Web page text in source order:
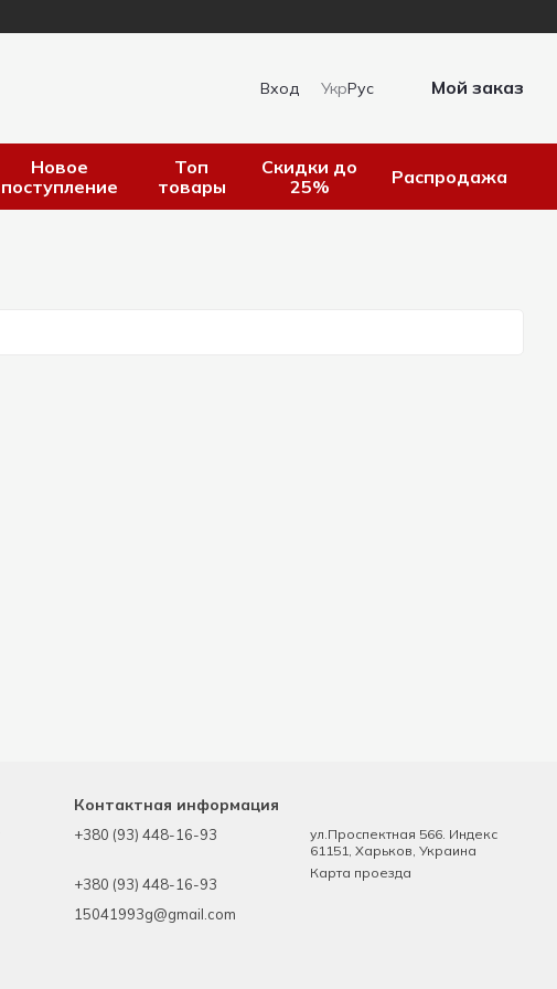
Вход УкрРус Мой заказ
Новое
поступление
Топ
товары
Скидки до
25%
Распродажа
Контактная информация
+380 (93) 448-16-93
+380 (93) 448-16-93
15041993g@gmail.com
ул.Проспектная 566. Индекс
61151, Харьков, Украина
Карта проезда